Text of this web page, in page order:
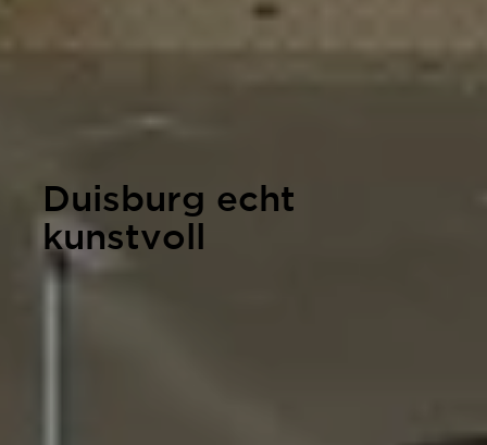
Duisburg echt
kunstvoll